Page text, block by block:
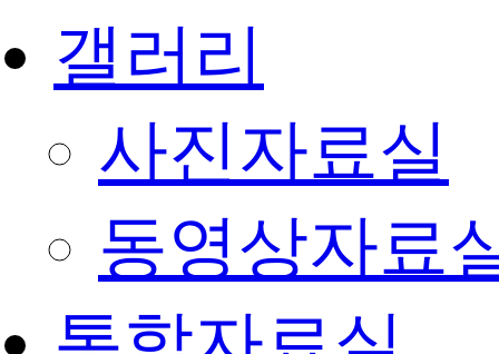
갤러리
사진자료실
동영상자료